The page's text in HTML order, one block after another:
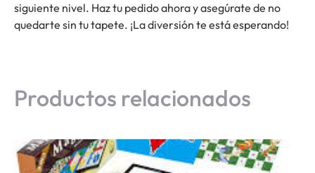
siguiente nivel. Haz tu pedido ahora y asegúrate de no
quedarte sin tu tapete. ¡La diversión te está esperando!
Productos relacionados